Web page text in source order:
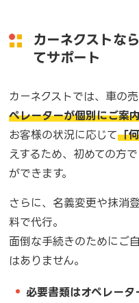
カーネクストな
てサポート
カーネクストでは、車の
ペレーターが個別にご案
お客様の状況に応じて「
えするため、初めての方
ができます。
さらに、名義変更や抹消
料で代行。
面倒な手続きのためにご
はありません。
必要書類はオペレータ